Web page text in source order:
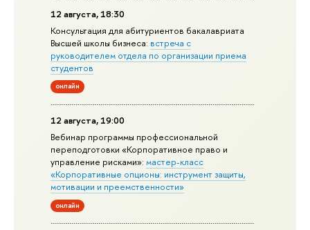
12 августа, 18:30
Консультация для абитуриентов бакалавриата
Высшей школы бизнеса: встреча с
руководителем отдела по организации приема
студентов
онлайн
12 августа, 19:00
Вебинар программы профессиональной
переподготовки «Корпоративное право и
управление рисками»:мастер-класс
«Корпоративные опционы: инструмент защиты,
мотивации и преемственности»
онлайн